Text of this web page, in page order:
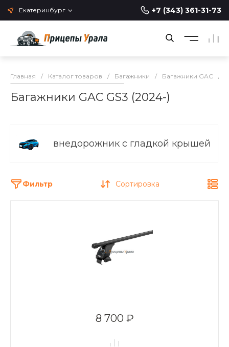
Екатеринбург +7 (343) 361-31-73
Главная / Каталог товаров / Багажники / Багажники GAC /
Багажники GAC GS3 (2024-)
внедорожник с гладкой крышей
Фильтр Сортировка
8 700 ₽